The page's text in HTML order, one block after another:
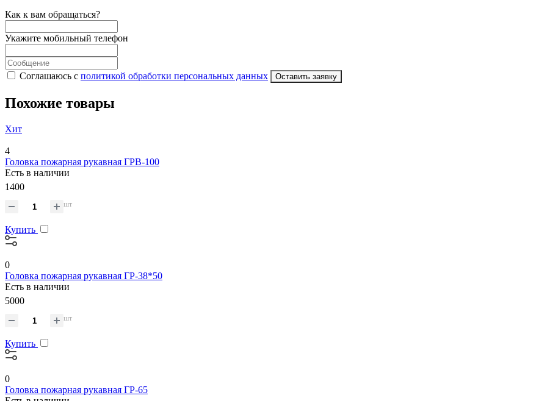
Как к вам обращаться?
Укажите мобильный телефон
Соглашаюсь с политикой обработки персональных данных Оставить заявку
Похожие товары
Хит
4
Головка пожарная рукавная ГРВ-100
Есть в наличии
1400
шт
Купить
0
Головка пожарная рукавная ГР-38*50
Есть в наличии
5000
шт
Купить
0
Головка пожарная рукавная ГР-65